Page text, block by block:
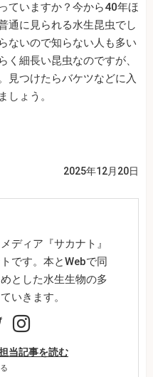
ていますか？今から40年ほ
通に見られる水生昆虫でし
ないので知らない人も多い
く細長い昆虫なのですが、
見つけたらバケツなどに入
しょう。
2025年12月20日
ディア『サカナト』
です。本とWebで同
とした水生生物の多
いきます。
当記事を読む